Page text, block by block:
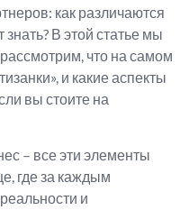
как различаются
В этой статье мы
что на самом
и какие аспекты
вы стоите на
– все эти элементы
где за каждым
и